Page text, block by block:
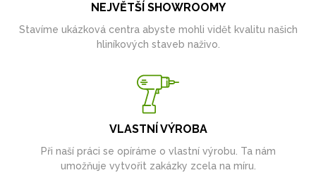
NEJVĚTŠÍ SHOWROOMY
Stavíme ukázková centra abyste mohli vidět kvalitu našich
hliníkových staveb naživo.
VLASTNÍ VÝROBA
Při naší práci se opíráme o vlastní výrobu. Ta nám
umožňuje vytvořit zakázky zcela na míru.